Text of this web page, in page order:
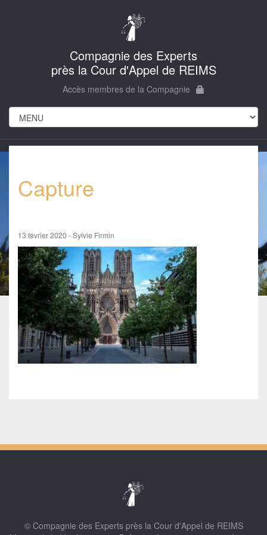
Compagnie des Experts
près la Cour d'Appel de REIMS
Accès membres de la Compagnie
Capture
13 février 2020 - Sylvie Firmin
© Compagnie des Experts près la Cour d'Appel de REIMS